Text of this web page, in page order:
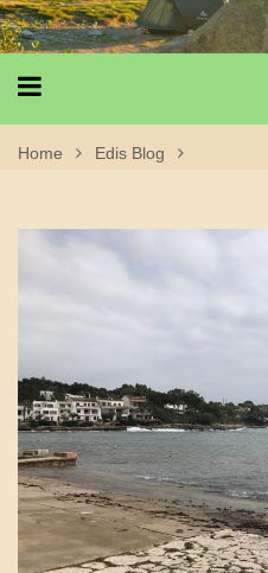
Home
Edis Blog